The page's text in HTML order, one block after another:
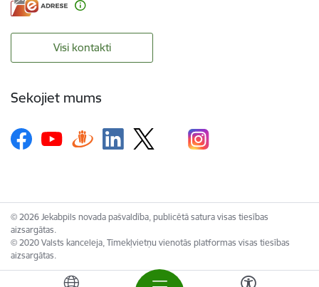
Visi kontakti
Sekojiet mums
© 2026 Jekabpils novada pašvaldība, publicētā satura visas tiesības
aizsargātas.
© 2020 Valsts kanceleja, Tīmekļvietņu vienotās platformas visas tiesības
aizsargātas.